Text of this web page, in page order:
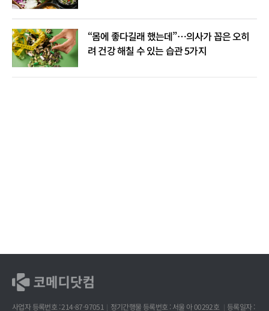
“몸에 좋다길래 했는데”…의사가 꼽은 오히
려 건강 해칠 수 있는 습관 5가지
사업자 등록번호 : 214-87-97051 정기간행물 등록번호 : 서울 아 00292호 등록일자 :